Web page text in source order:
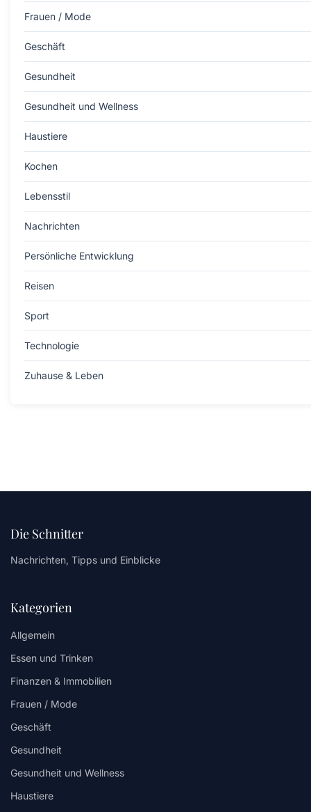
Frauen / Mode
Geschäft
Gesundheit
Gesundheit und Wellness
Haustiere
Kochen
Lebensstil
Nachrichten
Persönliche Entwicklung
Reisen
Sport
Technologie
Zuhause & Leben
Die Schnitter
Nachrichten, Tipps und Einblicke
Kategorien
Allgemein
Essen und Trinken
Finanzen & Immobilien
Frauen / Mode
Geschäft
Gesundheit
Gesundheit und Wellness
Haustiere